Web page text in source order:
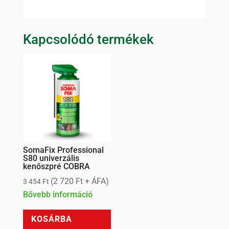
Kapcsolódó termékek
SomaFix Professional
S80 univerzális
kenőszpré COBRA
3 454 Ft (2 720 Ft+ ÁFA)
Bővebb információ
KOSÁRBA